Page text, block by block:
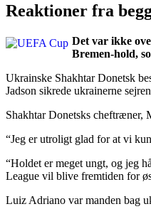
Reaktioner fra
Det var ikke
Bremen-hold,
Ukrainske Shakhtar Donetsk
Jadson sikrede ukrainerne
Shakhtar Donetsks cheftræner,
“Jeg er utroligt glad for at vi
“Holdet er meget ungt, og jeg
League vil blive fremtiden for
Luiz Adriano var manden bag